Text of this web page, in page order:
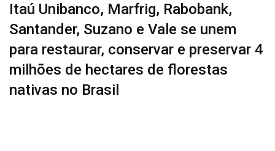
Itaú Unibanco, Marfrig, Rabobank,
Santander, Suzano e Vale se unem
para restaurar, conservar e preservar 4
milhões de hectares de florestas
nativas no Brasil